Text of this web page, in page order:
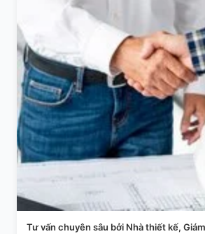
Tư vấn chuyên sâu bởi Nhà thiết kế,